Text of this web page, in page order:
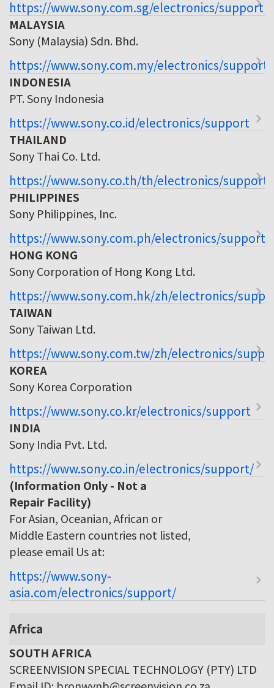
https://www.sony.com.sg/electronics/support
MALAYSIA
Sony (Malaysia) Sdn. Bhd.
https://www.sony.com.my/electronics/support
INDONESIA
PT. Sony Indonesia
https://www.sony.co.id/electronics/support
THAILAND
Sony Thai Co. Ltd.
https://www.sony.co.th/th/electronics/support
PHILIPPINES
Sony Philippines, Inc.
https://www.sony.com.ph/electronics/support
HONG KONG
Sony Corporation of Hong Kong Ltd.
https://www.sony.com.hk/zh/electronics/
TAIWAN
Sony Taiwan Ltd.
https://www.sony.com.tw/zh/electronics/
KOREA
Sony Korea Corporation
https://www.sony.co.kr/electronics/support
INDIA
Sony India Pvt. Ltd.
https://www.sony.co.in/electronics/support/
(Information Only - Not a
Repair Facility)
For Asian, Oceanian, African or
Middle Eastern countries not listed,
please email Us at:
https://www.sony-
asia.com/electronics/support/
Africa
SOUTH AFRICA
SCREENVISION SPECIAL TECHNOLOGY (PTY) LTD